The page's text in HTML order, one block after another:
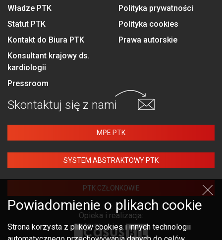
Władze PTK
Statut PTK
Kontakt do Biura PTK
Konsultant krajowy ds.
kardiologii
Pressroom
Polityka prywatności
Polityka cookies
Prawa autorskie
Skontaktuj się z nami
MPE PTK
SYSTEM ABSTRAKTOWY PTK
PTK CZŁONKOWIE
Opieka i realizacja:
Powiadomienie o plikach cookie
Strona korzysta z plików cookies i innych technologii